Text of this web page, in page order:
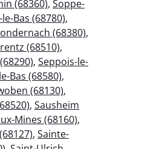
(68360), Soppe-
Bas (68780),
(68380),
(68510),
, Seppois-le-
Bas (68580),
(68130),
, Sausheim
Mines (68160),
, Sainte-